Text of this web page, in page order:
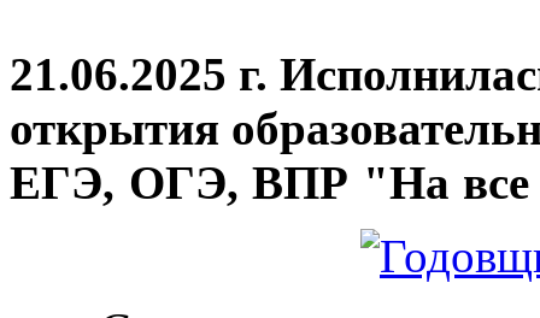
21.06.2025 г.
открытия
ЕГЭ, ОГЭ, ВПР "На все